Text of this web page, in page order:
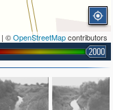
| ©OpenStreetMapcontributors
2000